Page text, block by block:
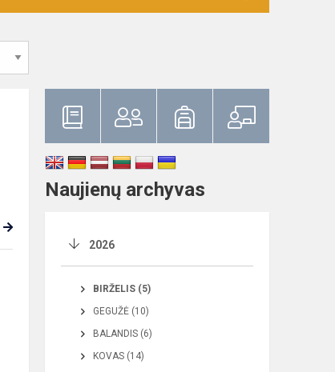
Naujienų archyvas
2026
BIRŽELIS (5)
GEGUŽĖ (10)
BALANDIS (6)
KOVAS (14)